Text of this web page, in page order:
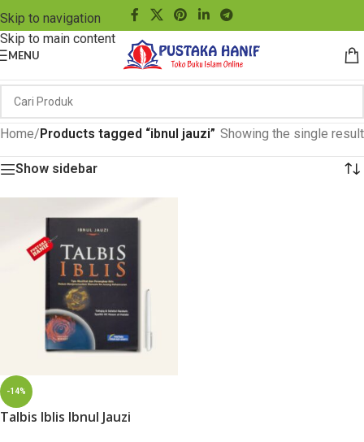
Skip to navigation
Skip to main content
MENU
Home/Products tagged “ibnul jauzi” Showing the single result
Show sidebar
-14%
Talbis Iblis Ibnul Jauzi